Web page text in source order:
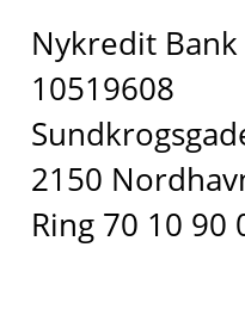
Nykredit Bank
10519608
2150
Ring 70 10 90